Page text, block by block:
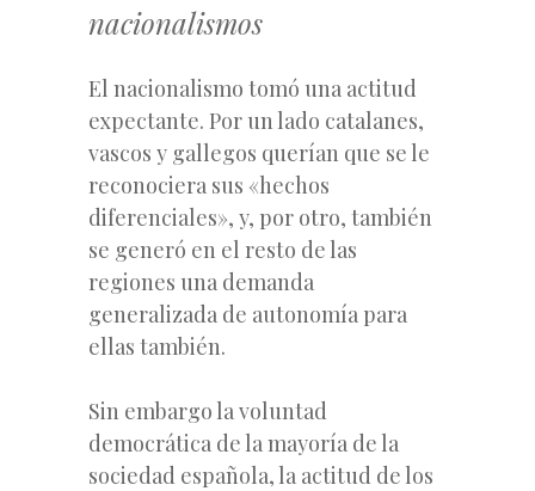
nacionalismos
El nacionalismo tomó una actitud
expectante. Por un lado catalanes,
vascos y gallegos querían que se le
reconociera sus «hechos
diferenciales», y, por otro, también
se generó en el resto de las
regiones una demanda
generalizada de autonomía para
ellas también.
Sin embargo la voluntad
democrática de la mayoría de la
sociedad española, la actitud de los